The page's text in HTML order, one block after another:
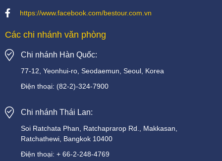
https://www.facebook.com/bestour.com.vn
Các chi nhánh văn phòng
Chi nhánh Hàn Quốc:
77-12, Yeonhui-ro, Seodaemun, Seoul, Korea
Điện thoại: (82-2)-324-7900
Chi nhánh Thái Lan:
Soi Ratchata Phan, Ratchaprarop Rd.,
Makkasan,
Ratchathewi, Bangkok 10400
Điện thoại: + 66-2-248-4769